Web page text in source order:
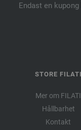
Endast en
STORE FILATI
Mer om FILATI
Hållbarhet
Kontakt